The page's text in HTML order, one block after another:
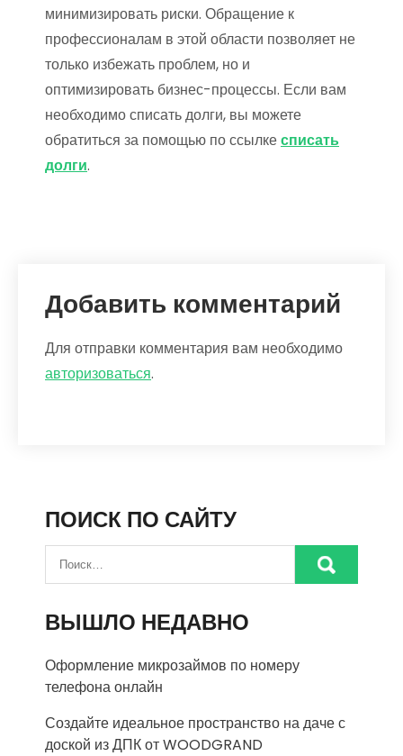
минимизировать риски. Обращение к
профессионалам в этой области позволяет не
только избежать проблем, но и
оптимизировать бизнес-процессы. Если вам
необходимо списать долги, вы можете
обратиться за помощью по ссылкесписать
долги.
Добавить комментарий
Для отправки комментария вам необходимо
авторизоваться.
ПОИСК ПО САЙТУ
ВЫШЛО НЕДАВНО
Оформление микрозаймов по номеру
телефона онлайн
Создайте идеальное пространство на даче с
доской из ДПК от WOODGRAND